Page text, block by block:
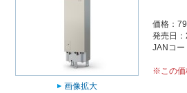
画像拡大
価格：
発売日
JANコ
※この価